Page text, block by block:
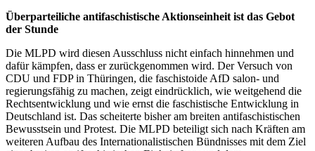
Überparteiliche antifaschistische Aktionseinheit ist das Gebot
der Stunde
Die MLPD wird diesen Ausschluss nicht einfach hinnehmen und
dafür kämpfen, dass er zurückgenommen wird. Der Versuch von
CDU und FDP in Thüringen, die faschistoide AfD salon- und
regierungsfähig zu machen, zeigt eindrücklich, wie weitgehend die
Rechtsentwicklung und wie ernst die faschistische Entwicklung in
Deutschland ist. Das scheiterte bisher am breiten antifaschistischen
Bewusstsein und Protest. Die MLPD beteiligt sich nach Kräften am
weiteren Aufbau des Internationalistischen Bündnisses mit dem Ziel